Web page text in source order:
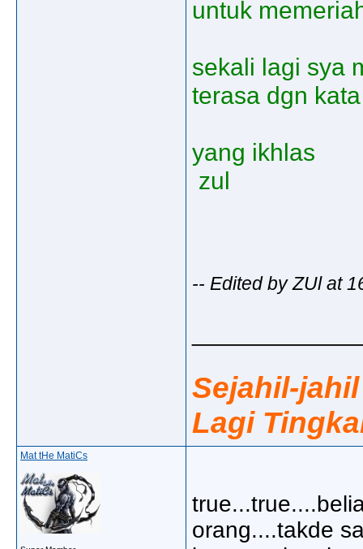
untuk
sekali lagi sya
terasa dgn
yang ikhlas
zul
-- Edited by ZUl at
Sejahil-jahil
Lagi
Mat tHe MatiCs
orang....takde